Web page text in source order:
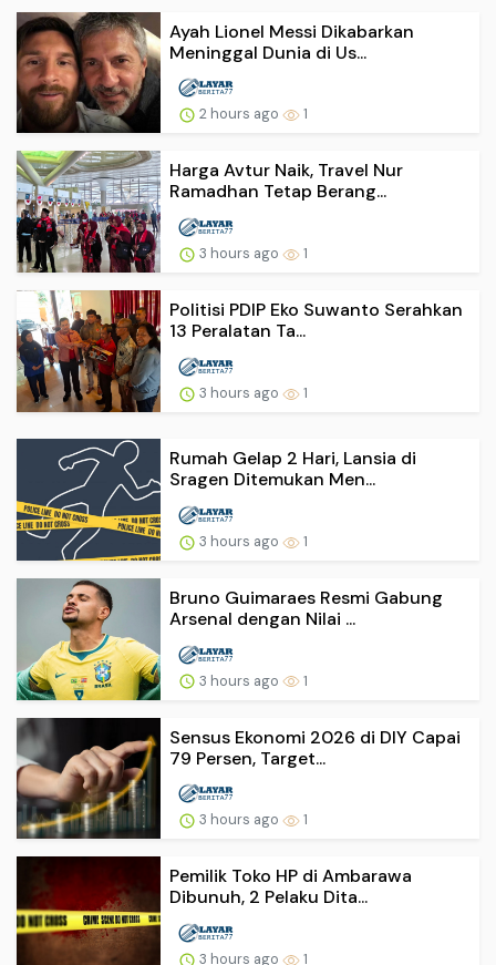
Ayah Lionel Messi Dikabarkan
Meninggal Dunia di Us...
2 hours ago 1
Harga Avtur Naik, Travel Nur
Ramadhan Tetap Berang...
3 hours ago 1
Politisi PDIP Eko Suwanto Serahkan
13 Peralatan Ta...
3 hours ago 1
Rumah Gelap 2 Hari, Lansia di
Sragen Ditemukan Men...
3 hours ago 1
Bruno Guimaraes Resmi Gabung
Arsenal dengan Nilai ...
3 hours ago 1
Sensus Ekonomi 2026 di DIY Capai
79 Persen, Target...
3 hours ago 1
Pemilik Toko HP di Ambarawa
Dibunuh, 2 Pelaku Dita...
3 hours ago 1